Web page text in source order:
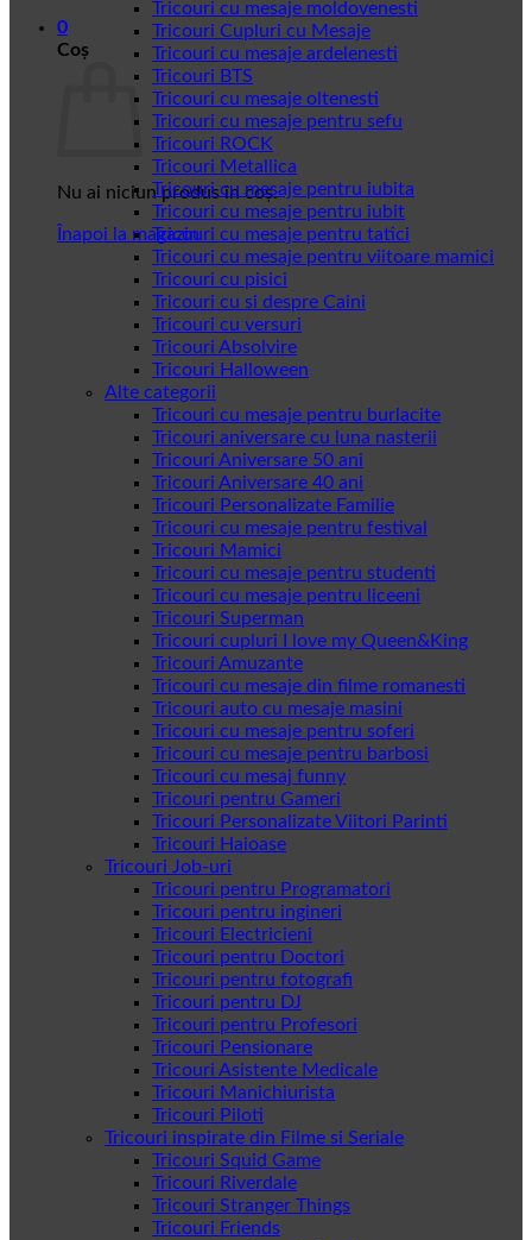
0
Coș
Nu ai niciun produs în coș.
Înapoi la magazin
Tricouri cu mesaje moldovenesti
Tricouri Cupluri cu Mesaje
Tricouri cu mesaje ardelenesti
Tricouri BTS
Tricouri cu mesaje oltenesti
Tricouri cu mesaje pentru sefu
Tricouri ROCK
Tricouri Metallica
Tricouri cu mesaje pentru iubita
Tricouri cu mesaje pentru iubit
Tricouri cu mesaje pentru tatici
Tricouri cu mesaje pentru viitoare mamici
Tricouri cu pisici
Tricouri cu si despre Caini
Tricouri cu versuri
Tricouri Absolvire
Tricouri Halloween
Alte categorii
Tricouri cu mesaje pentru burlacite
Tricouri aniversare cu luna nasterii
Tricouri Aniversare 50 ani
Tricouri Aniversare 40 ani
Tricouri Personalizate Familie
Tricouri cu mesaje pentru festival
Tricouri Mamici
Tricouri cu mesaje pentru studenti
Tricouri cu mesaje pentru liceeni
Tricouri Superman
Tricouri cupluri I love my Queen&King
Tricouri Amuzante
Tricouri cu mesaje din filme romanesti
Tricouri auto cu mesaje masini
Tricouri cu mesaje pentru soferi
Tricouri cu mesaje pentru barbosi
Tricouri cu mesaj funny
Tricouri pentru Gameri
Tricouri Personalizate Viitori Parinti
Tricouri Haioase
Tricouri Job-uri
Tricouri pentru Programatori
Tricouri pentru ingineri
Tricouri Electricieni
Tricouri pentru Doctori
Tricouri pentru fotografi
Tricouri pentru DJ
Tricouri pentru Profesori
Tricouri Pensionare
Tricouri Asistente Medicale
Tricouri Manichiurista
Tricouri Piloti
Tricouri inspirate din Filme si Seriale
Tricouri Squid Game
Tricouri Riverdale
Tricouri Stranger Things
Tricouri Friends